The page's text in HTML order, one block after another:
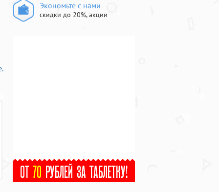
Экономьте с нами
скидки до 20%, акции